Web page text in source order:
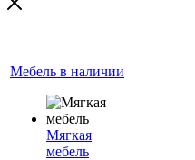
Мебель в наличии
Мягкая
мебель